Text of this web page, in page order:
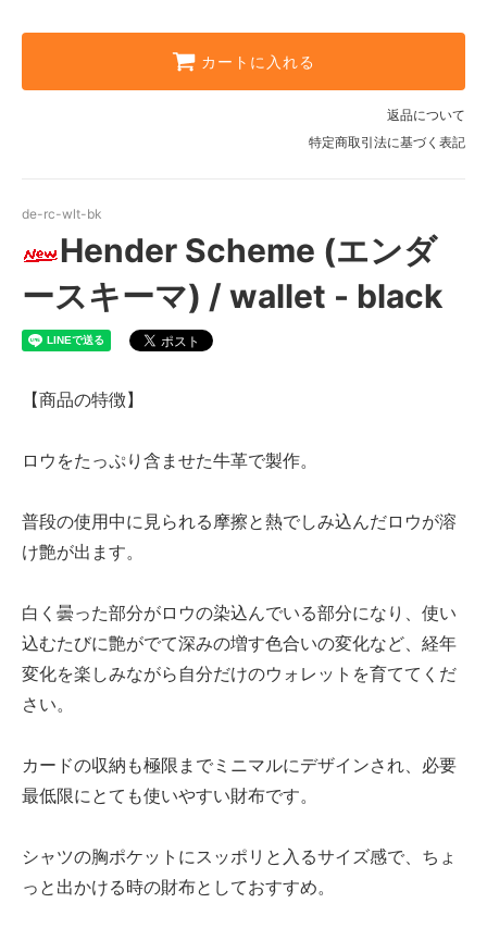
カートに入れる
返品について
特定商取引法に基づく表記
de-rc-wlt-bk
Hender Scheme (エンダ
ースキーマ) / wallet - black
【商品の特徴】
ロウをたっぷり含ませた牛革で製作。
普段の使用中に見られる摩擦と熱でしみ込んだロウが溶
け艶が出ます。
白く曇った部分がロウの染込んでいる部分になり、使い
込むたびに艶がでて深みの増す色合いの変化など、経年
変化を楽しみながら自分だけのウォレットを育ててくだ
さい。
カードの収納も極限までミニマルにデザインされ、必要
最低限にとても使いやすい財布です。
シャツの胸ポケットにスッポリと入るサイズ感で、ちょ
っと出かける時の財布としておすすめ。